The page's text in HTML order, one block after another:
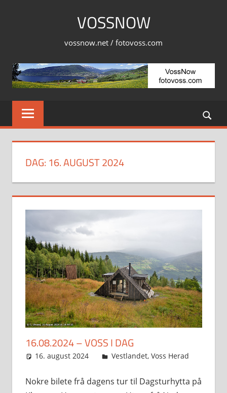
VOSSNOW
vossnow.net / fotovoss.com
DAG: 16. AUGUST 2024
16.08.2024 – VOSS I DAG
16. august 2024 Svein
Vestlandet, Voss Herad
Nokre bilete frå dagens tur til Dagsturhytta på